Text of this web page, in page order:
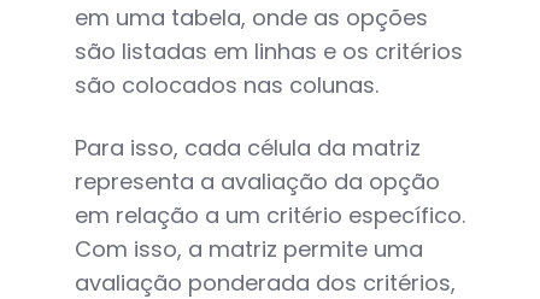
em uma tabela, onde as opções
são listadas em linhas e os critérios
são colocados nas colunas.
Para isso, cada célula da matriz
representa a avaliação da opção
em relação a um critério específico.
Com isso, a matriz permite uma
avaliação ponderada dos critérios,